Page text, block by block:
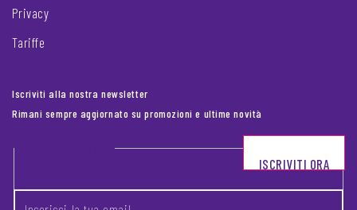
Privacy
Tariffe
Iscriviti alla nostra newsletter
Rimani sempre aggiornato su promozioni e ultime novità
Footer newsletter
ISCRIVITI ORA